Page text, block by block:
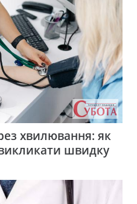
хвилювання: як
швидку